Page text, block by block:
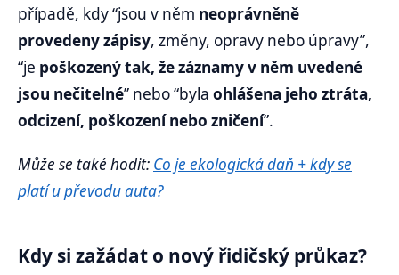
případě, kdy “jsou v něm neoprávněně
provedeny zápisy, změny, opravy nebo úpravy”,
“je poškozený tak, že záznamy v něm uvedené
jsou nečitelné” nebo “byla ohlášena jeho ztráta,
odcizení, poškození nebo zničení”.
Může se také hodit: Co je ekologická daň + kdy se
platí u převodu auta?
Kdy si zažádat o nový řidičský průkaz?